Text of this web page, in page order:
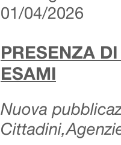
01/04/2026
PRESENZA
ESAMI
Nuova